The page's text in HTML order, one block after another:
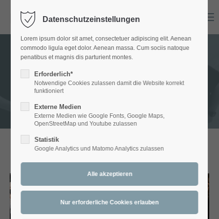
Login
Benutzername
Passwort
Anmelden
Support
Lorem ipsum dolor sit amet:
GALLERY - Bands
ARTETT
Datenschutzeinstellungen
Lorem ipsum dolor sit amet, consectetuer adipiscing elit. Aenean
commodo ligula eget dolor. Aenean massa. Cum sociis natoque
penatibus et magnis dis parturient montes.
Erforderlich*
Notwendige Cookies zulassen damit die Website korrekt
funktioniert
Externe Medien
Externe Medien wie Google Fonts, Google Maps,
OpenStreetMap und Youtube zulassen
Statistik
Google Analytics und Matomo Analytics zulassen